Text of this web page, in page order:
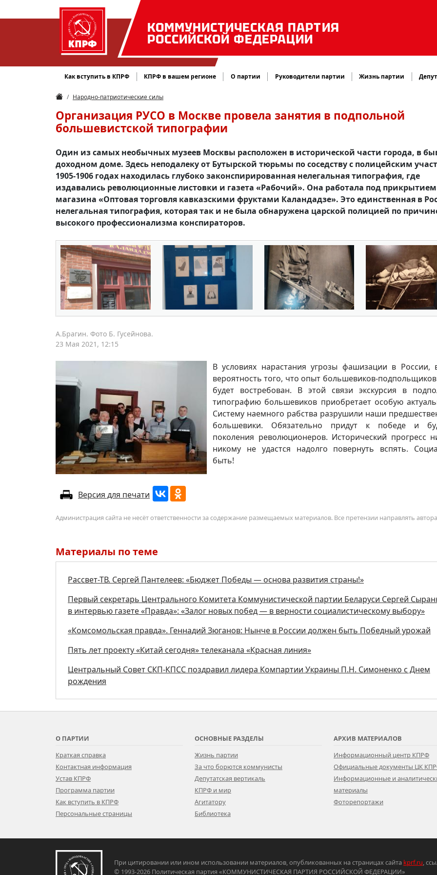
КОММУНИСТИЧЕСКАЯ ПАРТИЯ
РОССИЙСКОЙ ФЕДЕРАЦИИ
Как вступить в КПРФ КПРФ в вашем регионе О партии Руководители партии Жизнь партии
Народно-патриотические силы
Организация РУСО в Москве провела занятия в подпольной
большевистской типографии
Один из самых необычных музеев Москвы расположен в исторической части города, в
доходном доме. Здесь неподалеку от Бутырской тюрьмы по соседству с полицейским
1905-1906 годах находилась глубоко законспирированная нелегальная типография, где
издавались революционные листовки и газета «Рабочий». Она работала под прикрытием
магазина «Оптовая торговля кавказскими фруктами Каландадзе». Это единственная в
нелегальная типография, которая так и не была обнаружена царской полицией по
высокого профессионализма конспираторов.
А.Брагин. Фото Б. Гусейнова.
23 Мая 2021, 12:15
В условиях нарастания угрозы фашизации в России,
вероятность того, что опыт большевиков-
будет востребован. В этой связи экскурсия в
типографию большевиков приобретает особую
Систему наемного рабства разрушили наши
большевики. Обязательно придут к победе и
поколения революционеров. Исторический прогресс
никому не удастся надолго повернуть вспять.
быть!
Версия для печати
Администрация сайта не несёт ответственности за содержание размещаемых материалов. Все претензии направлять
Материалы по теме
Рассвет-ТВ. Сергей Пантелеев: «Бюджет Победы — основа развития страны!»
Первый секретарь Центрального Комитета Коммунистической партии Беларуси Сергей
в интервью газете «Правда»: «Залог новых побед — в верности социалистическому выбору»
«Комсомольская правда». Геннадий Зюганов: Нынче в России должен быть Победный урожай
Пять лет проекту «Китай сегодня» телеканала «Красная линия»
Центральный Совет СКП-КПСС поздравил лидера Компартии Украины П.Н. Симоненко с Днем
рождения
О ПАРТИИ
Краткая справка
Контактная информация
Устав КПРФ
Программа партии
Как вступить в КПРФ
Персональные страницы
ОСНОВНЫЕ РАЗДЕЛЫ
Жизнь партии
За что борются коммунисты
Депутатская вертикаль
КПРФ и мир
Агитатору
Библиотека
АРХИВ МАТЕРИАЛОВ
Информационный центр КПРФ
Официальные документы ЦК
Информационные и
материалы
Фоторепортажи
При цитировании или ином использовании материалов, опубликованных на страницах сайта kprf.ru,
© 1993-2026 Политическая партия «КОММУНИСТИЧЕСКАЯ ПАРТИЯ РОССИЙСКОЙ ФЕДЕРАЦИИ»